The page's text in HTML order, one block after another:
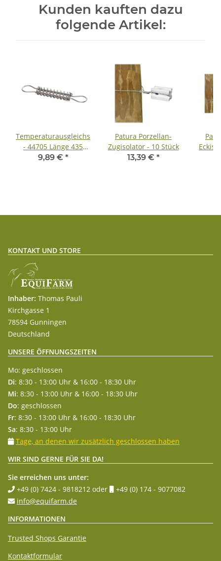
Kunden kauften dazu
folgende Artikel:
Temperaturausgleichsfeder
- 44705 Länge 435
mm, Durchm. Feder
9,89 € *
Patura Porzellan-
Zugisolator - 10 Stück
13,39 € *
KONTAKT UND STORE
Inhaber: Thomas Pauli
Kirchgasse 1
78594 Gunningen
Deutschland
UNSERE ÖFFNUNGSZEITEN
Mo: geschlossen
Di: 8:30 - 13:00 Uhr & 16:00 - 18:30 Uhr
Mi: 8:30 - 13:00 Uhr & 16:00 - 18:30 Uhr
Do: geschlossen
Fr: 8:30 - 13:00 Uhr & 16:00 - 18:30 Uhr
Sa: 8:30 - 13:00 Uhr
Tage, an denen wir zusätzlich geschlossen haben
WIR SIND GERNE FÜR SIE DA!
Sie erreichen uns unter:
+49 (0) 7424 - 9818212 oder
+49 (0) 174 - 9077082
info@equifarm.de
INFORMATIONEN
Trusted Shops Garantie
Kontaktformular